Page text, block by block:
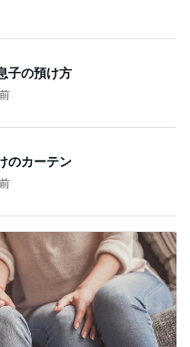
のカーテン